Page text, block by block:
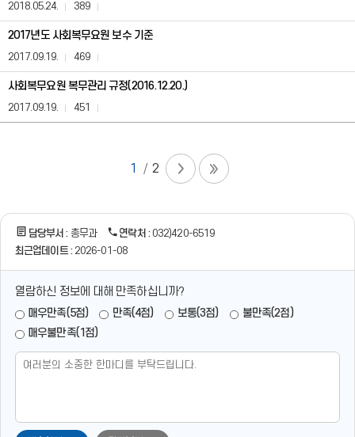
록
일,
조
회
수,
첨
부,
담
당
를
2018.05.24. 389
2017년도 사회복무요원 보수 기준
2017.09.19. 469
사회복무요원 복무관리 규정(2016.12.20.)
2017.09.19. 451
1 2
담당부서 : 총무과 연락처 : 032)420-6519
최근업데이트 : 2026-01-08
열람하신 정보에 대해 만족하십니까?
매우만족(5점) 만족(4점) 보통(3점)
불만족(2점)
매우불만족(1점)